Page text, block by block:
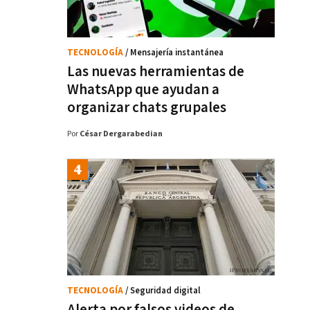
Las nuevas herramientas de
WhatsApp que ayudan a
organizar chats grupales
TECNOLOGÍA/ Mensajería instantánea
Por César Dergarabedian
TECNOLOGÍA/ Seguridad digital